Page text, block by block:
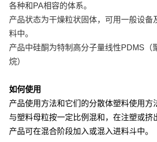
各种和PA相容的体系。
产品状态为干燥粒状固体，可用一般设备
料中。
产品中硅酮为特制高分子量线性PDMS（
烷）
如何使用
产品使用方法和它们的分散体塑料使用方
与塑料母粒按一定比例混和，在注塑或挤
产品可在混合阶段加入或混入进料斗中。